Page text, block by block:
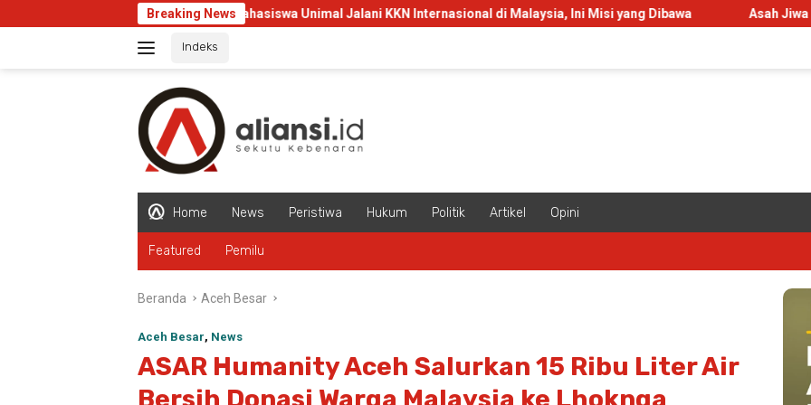
ke
Breaking News
Juliyanti Mahasiswa Unimal Jalani KKN Internasional di Malaysia, Ini Misi yang Dibawa Asah Jiwa Kepemimpinan,
Indeks
Home News Peristiwa Hukum Politik Artikel Opini
Featured Pemilu
Beranda Aceh Besar
Aceh Besar, News
ASAR Humanity Aceh Salurkan 15 Ribu Liter Air